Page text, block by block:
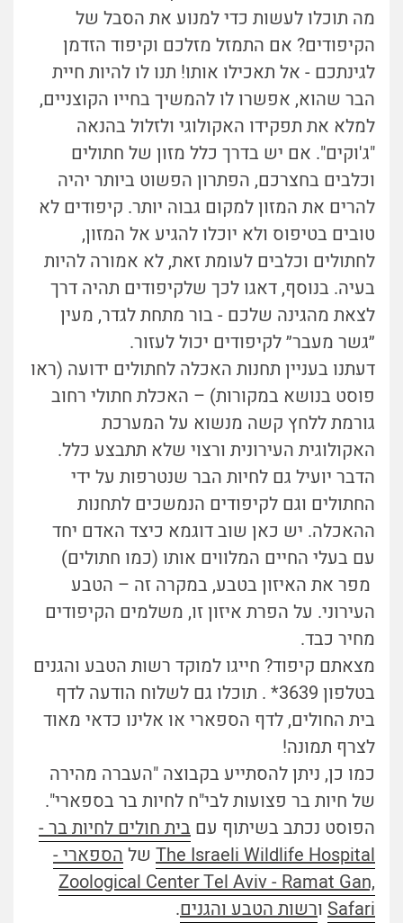
מה תוכלו לעשות כדי למנוע את הסבל של
הקיפודים? אם התמזל מזלכם וקיפוד הזדמן
לגינתכם - אל תאכילו אותו! תנו לו להיות חיית
הבר שהוא, אפשרו לו להמשיך בחייו הקוצניים,
למלא את תפקידו האקולוגי ולזלול בהנאה
"ג'וקים". אם יש בדרך כלל מזון של חתולים
וכלבים בחצרכם, הפתרון הפשוט ביותר יהיה
להרים את המזון למקום גבוה יותר. קיפודים לא
טובים בטיפוס ולא יוכלו להגיע אל המזון,
לחתולים וכלבים לעומת זאת, לא אמורה להיות
בעיה. בנוסף, דאגו לכך שלקיפודים תהיה דרך
לצאת מהגינה שלכם - בור מתחת לגדר, מעין
״גשר מעבר״ לקיפודים יכול לעזור.
דעתנו בעניין תחנות האכלה לחתולים ידועה (ראו
פוסט בנושא במקורות) – האכלת חתולי רחוב
גורמת ללחץ קשה מנשוא על המערכת
האקולוגית העירונית ורצוי שלא תתבצע כלל.
הדבר יועיל גם לחיות הבר שנטרפות על ידי
החתולים וגם לקיפודים הנמשכים לתחנות
ההאכלה. יש כאן שוב דוגמא כיצד האדם יחד
עם בעלי החיים המלווים אותו (כמו חתולים)
מפר את האיזון בטבע, במקרה זה – הטבע
העירוני. על הפרת איזון זו, משלמים הקיפודים
מחיר כבד.
מצאתם קיפוד? חייגו למוקד רשות הטבע והגנים
בטלפון 3639* . תוכלו גם לשלוח הודעה לדף
בית החולים, לדף הספארי או אלינו כדאי מאוד
לצרף תמונה!
כמו כן, ניתן להסתייע בקבוצה "העברה מהירה
של חיות בר פצועות לבי"ח לחיות בר בספארי".
הפוסט נכתב בשיתוף עם בית חולים לחיות בר -
The Israeli Wildlife Hospital של הספארי -
Zoological Center Tel Aviv - Ramat Gan,
Safari ורשות הטבע והגנים.